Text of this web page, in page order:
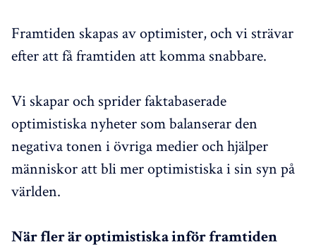
Framtiden skapas av optimister, och vi strävar
efter att få framtiden att komma snabbare.
Vi skapar och sprider faktabaserade
optimistiska nyheter som balanserar den
negativa tonen i övriga medier och hjälper
människor att bli mer optimistiska i sin syn på
världen.
När fler är optimistiska inför framtiden